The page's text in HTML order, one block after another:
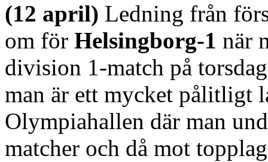
(12 april) Ledning från
om för Helsingborg-1 när
division 1-match på
man är ett mycket pålitligt
Olympiahallen där man
matcher och då mot